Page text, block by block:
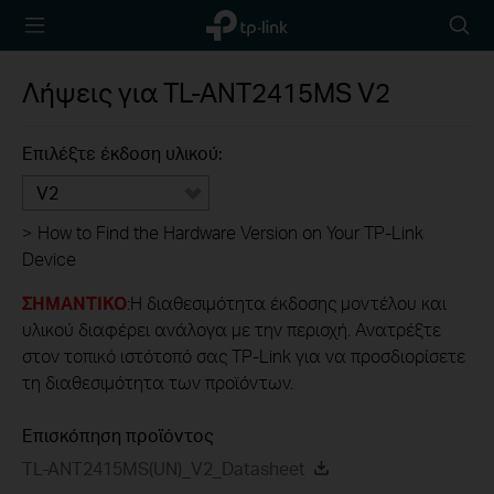
TP-Link,
Reliably
icon
Λήψεις γιαTL-ANT2415MS V2
Επιλέξτε έκδοση υλικού:
V2
> How to Find the Hardware Version on Your TP-Link
Device
ΣΗΜΑΝΤΙΚΟ:Η διαθεσιμότητα έκδοσης μοντέλου και
υλικού διαφέρει ανάλογα με την περιοχή. Ανατρέξτε
στον τοπικό ιστότοπό σας TP-Link για να προσδιορίσετε
τη διαθεσιμότητα των προϊόντων.
Επισκόπηση προϊόντος
TL-ANT2415MS(UN)_V2_Datasheet